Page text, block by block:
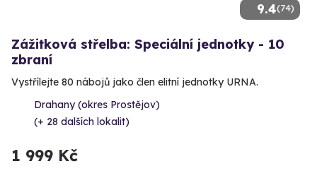
9.4(74)
Zážitková střelba: Speciální jednotky - 10
zbraní
Vystřílejte 80 nábojů jako člen elitní jednotky URNA.
Drahany (okres Prostějov)
(+ 28 dalších lokalit)
1 999 Kč